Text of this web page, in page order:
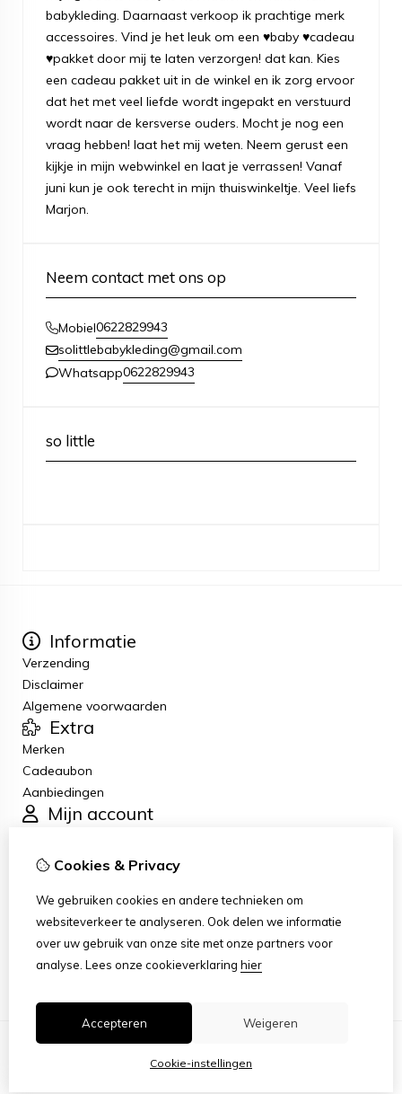
babykleding. Daarnaast verkoop ik prachtige merk
accessoires. Vind je het leuk om een ♥baby ♥cadeau
♥pakket door mij te laten verzorgen! dat kan. Kies
een cadeau pakket uit in de winkel en ik zorg ervoor
dat het met veel liefde wordt ingepakt en verstuurd
wordt naar de kersverse ouders. Mocht je nog een
vraag hebben! laat het mij weten. Neem gerust een
kijkje in mijn webwinkel en laat je verrassen! Vanaf
juni kun je ook terecht in mijn thuiswinkeltje. Veel liefs
Marjon.
Neem contact met ons op
Mobiel0622829943
solittlebabykleding@gmail.com
Whatsapp0622829943
so little
Informatie
Verzending
Disclaimer
Algemene voorwaarden
Extra
Merken
Cadeaubon
Aanbiedingen
Mijn account
Bestelhistorie
Klantenservice
Contact
Retourneren
Sitemap
Cookies & Privacy
We gebruiken cookies en andere technieken om
websiteverkeer te analyseren. Ook delen we informatie
over uw gebruik van onze site met onze partners voor
analyse. Lees onze cookieverklaring hier
Accepteren Weigeren
Cookie-instellingen